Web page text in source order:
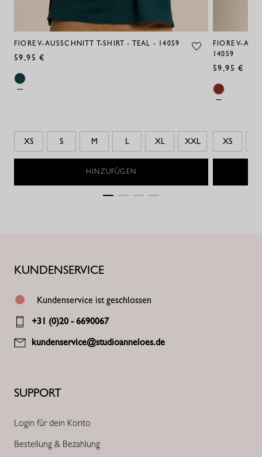
FIORE V-AUSSCHNITT T-SHIRT - TEAL - 14059
59,95 €
XS S M L XL XXL
HINZUFÜGEN
FIORE V-
14059
59,95 €
XS
SUPPORT
Login für dein Konto
Bestellung & Bezahlung
KUNDENSERVICE
Kundenservice ist geschlossen
+31 (0)20 - 6690067
kundenservice@studioanneloes.de